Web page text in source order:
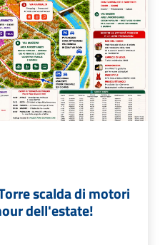
scalda di motori
dell'estate!